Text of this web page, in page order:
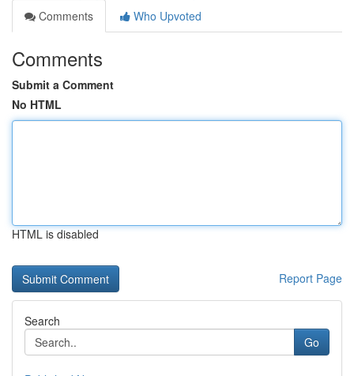
Comments
Who Upvoted
Comments
Submit a Comment
No HTML
HTML is disabled
Report Page
Search
Go